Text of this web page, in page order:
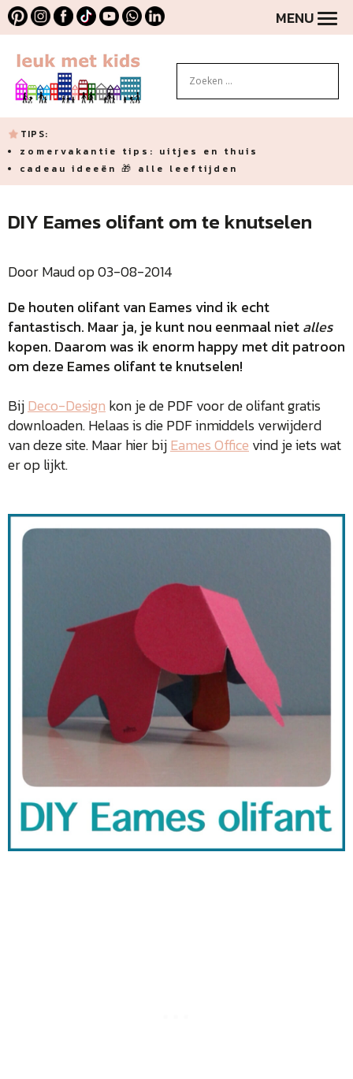
MENU
TIPS:
zomervakantie tips: uitjes en thuis
cadeau ideeën 🎁 alle leeftijden
DIY Eames olifant om te knutselen
Door Maud op 03-08-2014
De houten olifant van Eames vind ik echt
fantastisch. Maar ja, je kunt nou eenmaal nietalles
kopen. Daarom was ik enorm happy met dit patroon
om deze Eames olifant te knutselen!
BijDeco-Design kon je de PDF voor de olifant gratis
downloaden. Helaas is die PDF inmiddels verwijderd
van deze site. Maar hier bijEames Office vind je iets wat
er op lijkt.